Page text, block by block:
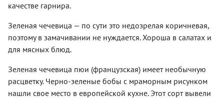
качестве гарнира.
Зеленая чечевица — по сути это недозрелая коричневая,
поэтому в замачивании не нуждается. Хороша в салатах и
для мясных блюд.
Зеленая чечевица пюи (французская) имеет необычную
расцветку. Черно-зеленые бобы с мраморным рисунком
нашли свое место в европейской кухне. Этот сорт вывели